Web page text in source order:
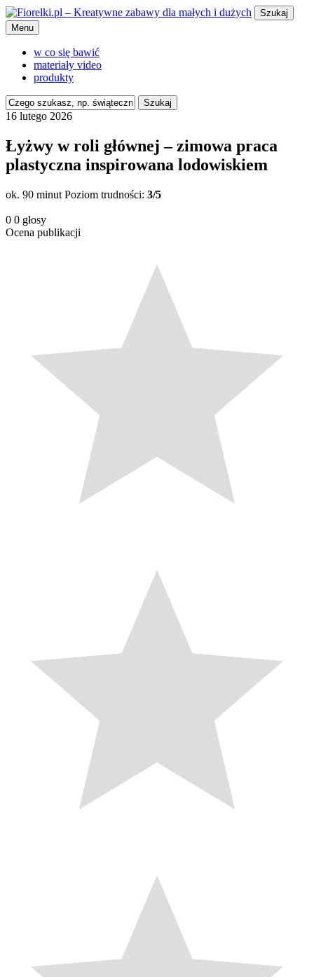
Szukaj
Menu
w co się bawić
materiały video
produkty
Szukaj
16 lutego 2026
Łyżwy w roli głównej – zimowa praca
plastyczna inspirowana lodowiskiem
ok. 90 minut Poziom trudności: 3/5
0 0 głosy
Ocena publikacji